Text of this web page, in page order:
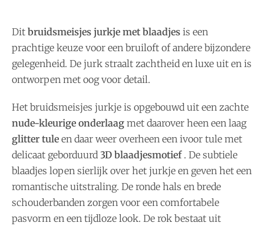
Dit bruidsmeisjes jurkje met blaadjes is een
prachtige keuze voor een bruiloft of andere bijzondere
gelegenheid. De jurk straalt zachtheid en luxe uit en is
ontworpen met oog voor detail.
Het bruidsmeisjes jurkje is opgebouwd uit een zachte
nude-kleurige onderlaag met daarover heen een laag
glitter tule en daar weer overheen een ivoor tule met
delicaat geborduurd 3D blaadjesmotief. De subtiele
blaadjes lopen sierlijk over het jurkje en geven het een
romantische uitstraling. De ronde hals en brede
schouderbanden zorgen voor een comfortabele
pasvorm en een tijdloze look. De rok bestaat uit